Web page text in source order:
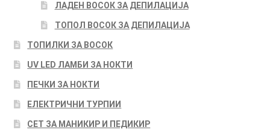
ЛАДЕН ВОСОК ЗА ДЕПИЛАЦИЈА
ТОПОЛ ВОСОК ЗА ДЕПИЛАЦИЈА
ТОПИЛКИ ЗА ВОСОК
UV LED ЛАМБИ ЗА НОКТИ
ПЕЧКИ ЗА НОКТИ
ЕЛЕКТРИЧНИ ТУРПИИ
СЕТ ЗА МАНИКИР И ПЕДИКИР